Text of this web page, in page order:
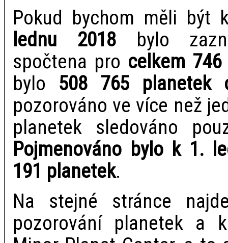
Pokud bychom měli být
lednu 2018bylo
spočtena pro celkem
bylo 508 765 planetek
pozorováno ve více než
planetek sledováno
Pojmenováno bylo k 1.
191 planetek.
Na stejné stránce
pozorování planetek a